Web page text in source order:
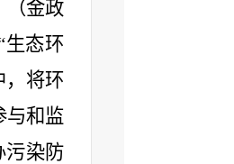
（金政
生态环
，将环
与和监
污染防